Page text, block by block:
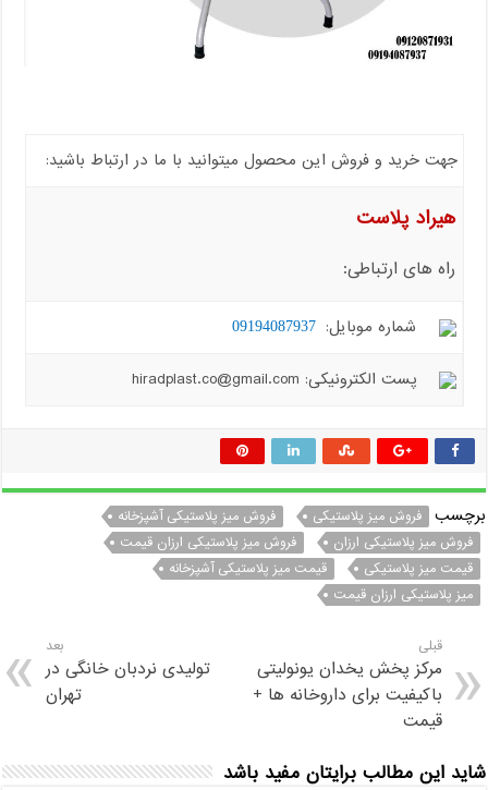
جهت خرید و فروش این محصول میتوانید با ما در ارتباط باشید:
هیراد پلاست
راه های ارتباطی:
شماره موبایل: 09194087937
پست الکترونیکی: hiradplast.co@gmail.com
برچسب فروش میز پلاستیکی
فروش میز پلاستیکی آشپزخانه
فروش میز پلاستیکی ارزان
فروش میز پلاستیکی ارزان قیمت
قیمت میز پلاستیکی
قیمت میز پلاستیکی آشپزخانه
میز پلاستیکی ارزان قیمت
قبلی
مرکز پخش یخدان یونولیتی
باکیفیت برای داروخانه ها +
قیمت
بعد
تولیدی نردبان خانگی در
تهران
شاید این مطالب برایتان مفید باشد